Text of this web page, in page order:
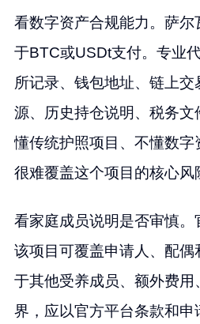
看数字资产合规能力。萨尔
于BTC或USDt支付。专业
所记录、钱包地址、链上
源、历史持仓说明、税务文
懂传统护照项目、不懂数字
很难覆盖这个项目的核心风
看家庭成员说明是否审慎。
该项目可覆盖申请人、配
于其他受养成员、额外费用
界，应以官方平台条款和